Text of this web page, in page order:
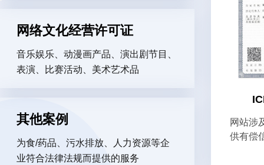
网络文化经营许可证
音乐娱乐、动漫画产品、演出剧节目、
表演、比赛活动、美术艺术品
其他案例
为食/药品、污水排放、人力资源等企
业符合法律法规而提供的服务
网站涉
供有偿